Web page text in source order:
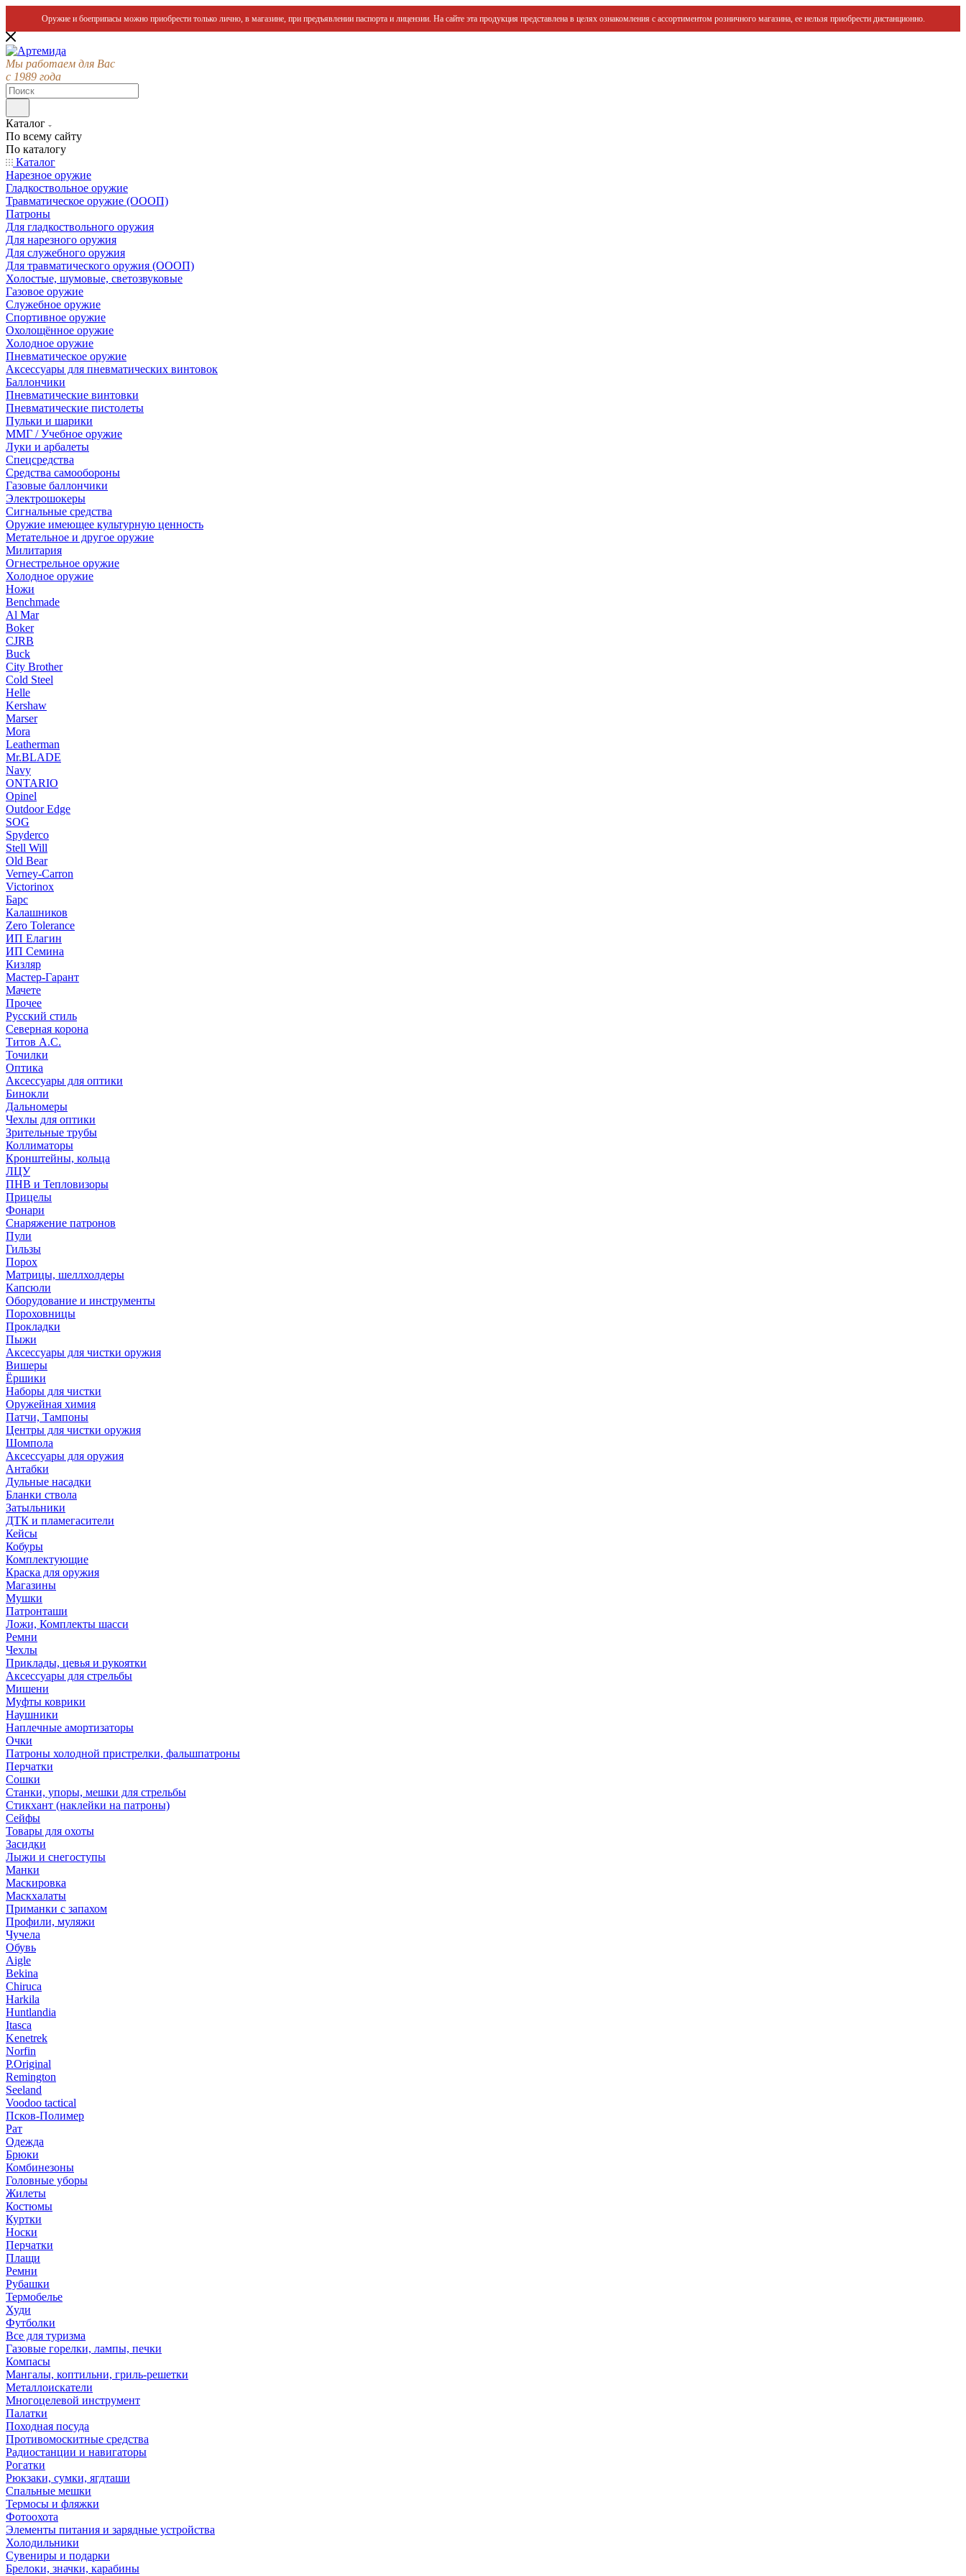
Оружие и боеприпасы можно приобрести только лично, в магазине, при предъявлении паспорта и лицензии. На сайте эта продукция представлена в целях ознакомления с ассортиментом розничного магазина, ее нельзя приобрести дистанционно.
Мы работаем для Вас
с 1989 года
Каталог
По всему сайту
По каталогу
Каталог
Нарезное оружие
Гладкоствольное оружие
Травматическое оружие (ОООП)
Патроны
Для гладкоствольного оружия
Для нарезного оружия
Для служебного оружия
Для травматического оружия (ОООП)
Холостые, шумовые, светозвуковые
Газовое оружие
Служебное оружие
Спортивное оружие
Охолощённое оружие
Холодное оружие
Пневматическое оружие
Аксессуары для пневматических винтовок
Баллончики
Пневматические винтовки
Пневматические пистолеты
Пульки и шарики
ММГ / Учебное оружие
Луки и арбалеты
Спецсредства
Средства самообороны
Газовые баллончики
Электрошокеры
Сигнальные средства
Оружие имеющее культурную ценность
Метательное и другое оружие
Милитария
Огнестрельное оружие
Холодное оружие
Ножи
Benchmade
Al Mar
Boker
CJRB
Buck
City Brother
Cold Steel
Helle
Kershaw
Marser
Mora
Leatherman
Mr.BLADE
Navy
ONTARIO
Opinel
Outdoor Edge
SOG
Spyderco
Stell Will
Old Bear
Verney-Carron
Victorinox
Барс
Калашников
Zero Tolerance
ИП Елагин
ИП Семина
Кизляр
Мастер-Гарант
Мачете
Прочее
Русский стиль
Северная корона
Титов А.С.
Точилки
Оптика
Аксессуары для оптики
Бинокли
Дальномеры
Чехлы для оптики
Зрительные трубы
Коллиматоры
Кронштейны, кольца
ЛЦУ
ПНВ и Тепловизоры
Прицелы
Фонари
Снаряжение патронов
Пули
Гильзы
Порох
Матрицы, шеллхолдеры
Капсюли
Оборудование и инструменты
Пороховницы
Прокладки
Пыжи
Аксессуары для чистки оружия
Вишеры
Ёршики
Наборы для чистки
Оружейная химия
Патчи, Тампоны
Центры для чистки оружия
Шомпола
Аксессуары для оружия
Антабки
Дульные насадки
Бланки ствола
Затыльники
ДТК и пламегасители
Кейсы
Кобуры
Комплектующие
Краска для оружия
Магазины
Мушки
Патронташи
Ложи, Комплекты шасси
Ремни
Чехлы
Приклады, цевья и рукоятки
Аксессуары для стрельбы
Мишени
Муфты коврики
Наушники
Наплечные амортизаторы
Очки
Патроны холодной пристрелки, фальшпатроны
Перчатки
Сошки
Станки, упоры, мешки для стрельбы
Стикхант (наклейки на патроны)
Сейфы
Товары для охоты
Засидки
Лыжи и снегоступы
Манки
Маскировка
Маскхалаты
Приманки с запахом
Профили, муляжи
Чучела
Обувь
Aigle
Bekina
Chiruсa
Harkila
Huntlandia
Itasca
Kenetrek
Norfin
P.Original
Remington
Seeland
Voodoo tactical
Псков-Полимер
Рат
Одежда
Брюки
Комбинезоны
Головные уборы
Жилеты
Костюмы
Куртки
Носки
Перчатки
Плащи
Ремни
Рубашки
Термобелье
Худи
Футболки
Все для туризма
Газовые горелки, лампы, печки
Компасы
Мангалы, коптильни, гриль-решетки
Металлоискатели
Многоцелевой инструмент
Палатки
Походная посуда
Противомоскитные средства
Радиостанции и навигаторы
Рогатки
Рюкзаки, сумки, ягдташи
Спальные мешки
Термосы и фляжки
Фотоохота
Элементы питания и зарядные устройства
Холодильники
Сувениры и подарки
Брелоки, значки, карабины